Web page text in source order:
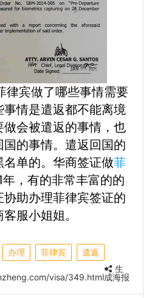
宾做了哪些事情需要
情是遣返都不能离境
会被遣返的事情，也
的事情。遣返回国的
名单的。华商签证做菲
年，有的非常丰富的的
助办理菲律宾签证的
服小姐姐。
办理 菲律宾
遣返
visa/349.html
生
成海报